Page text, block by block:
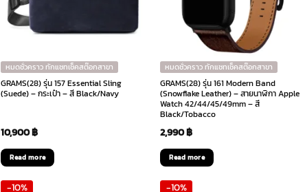
หมดชั่วคราว ทักแชทเช็คสต๊อกสาขา
GRAMS(28) รุ่น 157 Essential Sling
(Suede) – กระเป๋า – สี Black/Navy
10,900฿
Read more
หมดชั่วคราว ทักแชทเช็คสต๊อกสาขา
GRAMS(28) รุ่น 161 Modern Band
(Snowflake Leather) – สายนาฬิกา Apple
Watch 42/44/45/49mm – สี
Black/Tobacco
2,990฿
Read more
-10% -10%